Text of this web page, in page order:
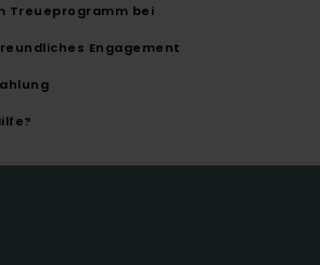
Treueprogramm bei
Engagement